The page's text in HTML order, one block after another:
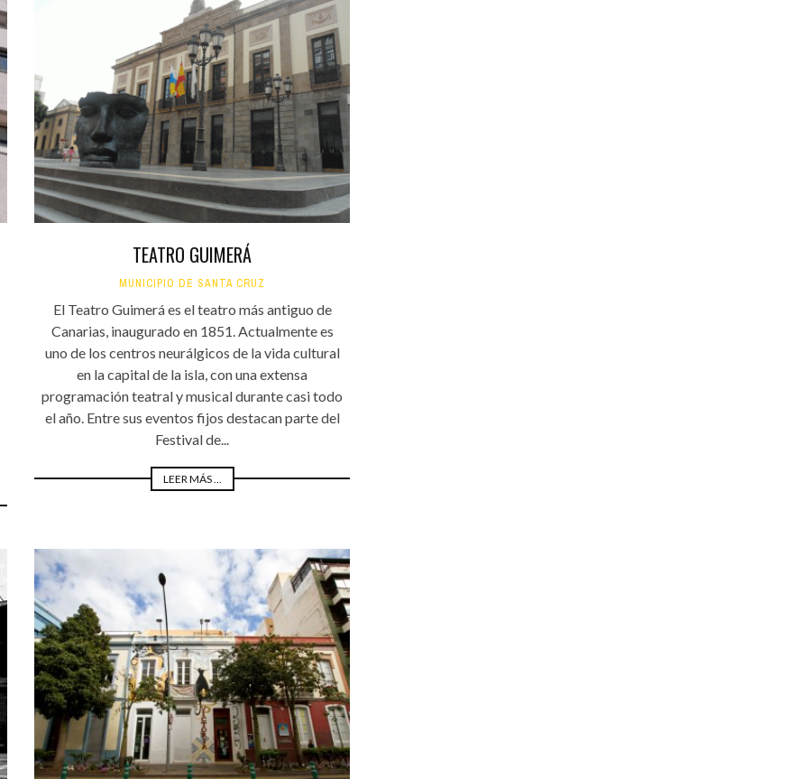
TEATRO GUIMERÁ
MUNICIPIO DE SANTA CRUZ
El Teatro Guimerá es el teatro más antiguo de
Canarias, inaugurado en 1851. Actualmente es
uno de los centros neurálgicos de la vida cultural
en la capital de la isla, con una extensa
programación teatral y musical durante casi todo
el año. Entre sus eventos fijos destacan parte del
Festival de...
LEER MÁS ...